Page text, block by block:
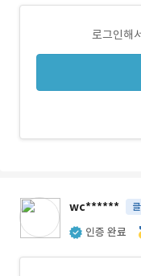
로그인해
wc******
인증 완료